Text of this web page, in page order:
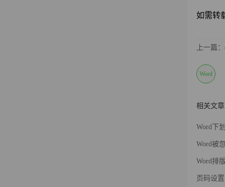
如需转
上一篇
Word
相关文章
Word下
Word被
Word排
页码设